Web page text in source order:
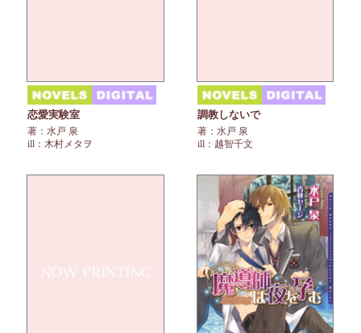
恋愛実験室
著：水戸 泉
ill：木村メタヲ
調教しないで
著：水戸 泉
ill：越智千文